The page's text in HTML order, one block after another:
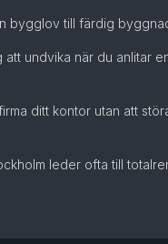
bygglov till färdig
att undvika när du anlitar
ditt kontor utan att
leder ofta till